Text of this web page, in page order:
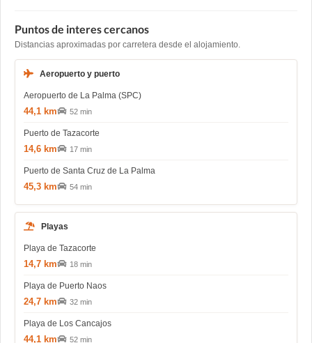
Puntos de interes cercanos
Distancias aproximadas por carretera desde el alojamiento.
Aeropuerto y puerto
Aeropuerto de La Palma (SPC)
44,1 km 52 min
Puerto de Tazacorte
14,6 km 17 min
Puerto de Santa Cruz de La Palma
45,3 km 54 min
Playas
Playa de Tazacorte
14,7 km 18 min
Playa de Puerto Naos
24,7 km 32 min
Playa de Los Cancajos
44,1 km 52 min